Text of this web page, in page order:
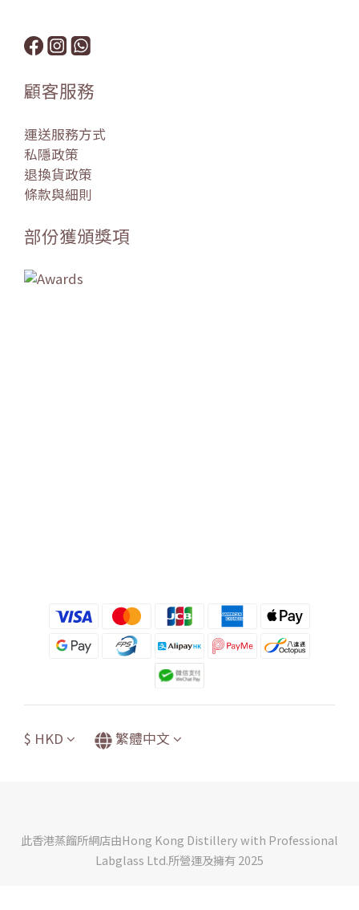
顧客服務
運送服務方式
私隱政策
退換貨政策
條款與細則
部份獲頒獎項
$ HKD 繁體中文
此香港蒸餾所網店由Hong Kong Distillery with Professional
Labglass Ltd.所營運及擁有 2025